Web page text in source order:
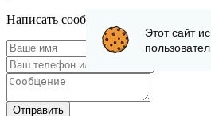
Написать сообщение
Отправить
Этот сайт